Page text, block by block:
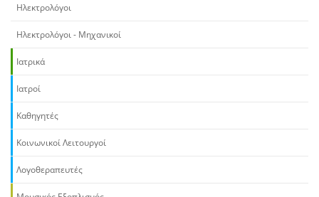
Ηλεκτρολόγοι
Ηλεκτρολόγοι - Μηχανικοί
Ιατρικά
Ιατροί
Καθηγητές
Κοινωνικοί Λειτουργοί
Λογοθεραπευτές